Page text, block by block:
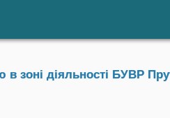
зоні діяльності БУВР